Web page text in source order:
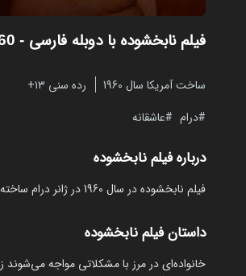
فیلم نابخشوده با دوبله فارسی - The Unforgiven 1960
ساخت آمریکا سال 1960
رده سنی ۱۳+
درام
عاشقانه
درباره فیلم نابخشوده
فیلم نابخشوده در سال 1960 در ژانر درام ساخته شده است. تماشای آنلاین و رایگان The Unforgiven از مایکت با دوبله بدون نیاز به دانلود.
داستان فیلم نابخشوده
خانواده‌ای در مرز با مشکلاتی مواجه